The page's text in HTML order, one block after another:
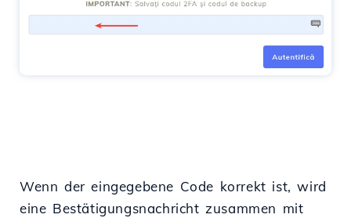
Wenn der eingegebene Code korrekt ist, wird
eine Bestätigungsnachricht zusammen mit